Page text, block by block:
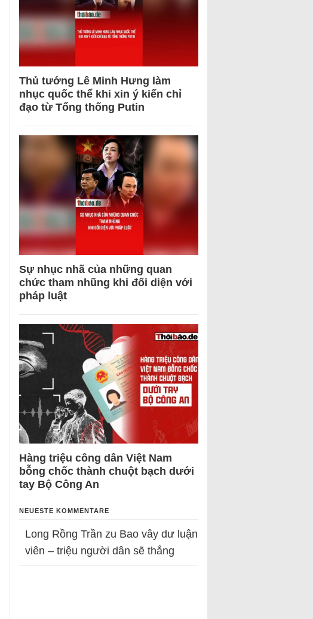
Thủ tướng Lê Minh Hưng làm
nhục quốc thể khi xin ý kiến chỉ
đạo từ Tổng thống Putin
Sự nhục nhã của những quan
chức tham nhũng khi đối diện với
pháp luật
Hàng triệu công dân Việt Nam
bỗng chốc thành chuột bạch dưới
tay Bộ Công An
NEUESTE KOMMENTARE
Long Rồng Trần zu Bao vây dư luận
viên – triệu người dân sẽ thắng